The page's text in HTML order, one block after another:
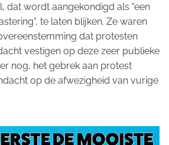
dat wordt aangekondigd als "een
te laten blijken. Ze waren
dat protesten
vestigen op deze zeer publieke
nog, het gebrek aan protest
op de afwezigheid van vurige